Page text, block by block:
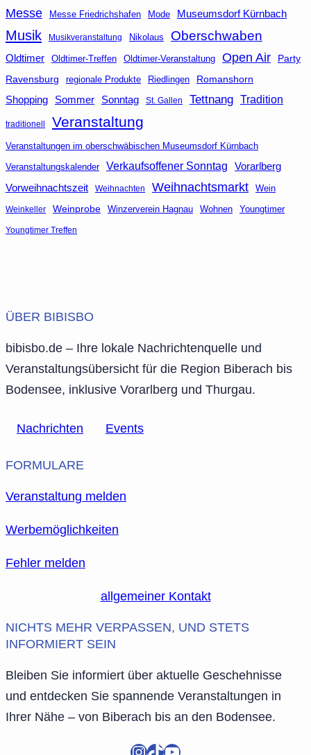
Messe Messe Friedrichshafen Mode Museumsdorf Kürnbach
Musik Musikveranstaltung Nikolaus Oberschwaben
Oldtimer Oldtimer-Treffen Oldtimer-Veranstaltung Open Air Party
Ravensburg regionale Produkte Riedlingen Romanshorn
Shopping Sommer Sonntag St. Gallen Tettnang Tradition
traditionell Veranstaltung
Veranstaltungen im oberschwäbischen Museumsdorf Kürnbach
Veranstaltungskalender
Verkaufsoffener Sonntag Vorarlberg
Vorweihnachtszeit Weihnachten Weihnachtsmarkt Wein
Weinkeller Weinprobe Winzerverein Hagnau Wohnen Youngtimer
Youngtimer Treffen
ÜBER BIBISBO
bibisbo.de – Ihre lokale Nachrichtenquelle und
Veranstaltungsübersicht für die Region Biberach bis
Bodensee, inklusive Vorarlberg und Thurgau.
Nachrichten Events
FORMULARE
Veranstaltung melden
Werbemöglichkeiten
Fehler melden
allgemeiner Kontakt
NICHTS MEHR VERPASSEN, UND STETS
INFORMIERT SEIN
Bleiben Sie informiert über aktuelle Geschehnisse
und entdecken Sie spannende Veranstaltungen in
Ihrer Nähe – von Biberach bis an den Bodensee.
InstagramTikTok YouTube